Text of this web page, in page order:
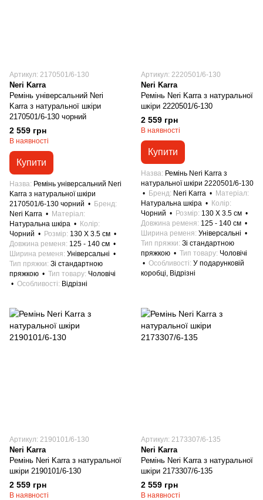
Артикул: 2170501/6-130
Neri Karra
Ремінь універсальний Neri
Karra з натуральної шкіри
2170501/6-130 чорний
2 559 грн
В наявності
Купити
Назва Ремінь універсальний Neri
Karra з натуральної шкіри
2170501/6-130 чорний
Бренд
Neri Karra
Матеріал
Натуральна шкіра
Колір
Чорний
Розмір 130 X 3.5 см
Довжина ременя 125 - 140 см
Ширина ременя Універсальні
Тип пряжки Зі стандартною
пряжкою
Тип товару Чоловічі
Особливості
Відрізні
Артикул: 2220501/6-130
Neri Karra
Ремінь Neri Karra з натуральної
шкіри 2220501/6-130
2 559 грн
В наявності
Купити
Назва Ремінь Neri Karra з
натуральної шкіри 2220501/6-130
Бренд Neri Karra
Матеріал
Натуральна шкіра
Колір
Чорний
Розмір 130 X 3.5 см
Довжина ременя 125 - 140 см
Ширина ременя Універсальні
Тип пряжки Зі стандартною
пряжкою
Тип товару Чоловічі
Особливості У подарунковій
коробці, Відрізні
Артикул: 2190101/6-130
Neri Karra
Ремінь Neri Karra з натуральної
шкіри 2190101/6-130
2 559 грн
В наявності
Артикул: 2173307/6-135
Neri Karra
Ремінь Neri Karra з натуральної
шкіри 2173307/6-135
2 559 грн
В наявності